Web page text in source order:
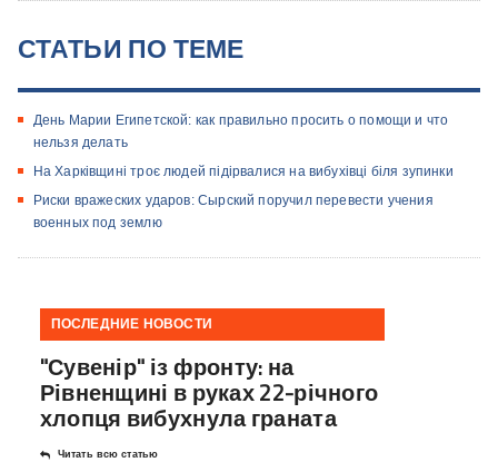
СТАТЬИ ПО ТЕМЕ
День Марии Египетской: как правильно просить о помощи и что
нельзя делать
На Харківщині троє людей підірвалися на вибухівці біля зупинки
Риски вражеских ударов: Сырский поручил перевести учения
военных под землю
ПОСЛЕДНИЕ НОВОСТИ
"Сувенір" із фронту: на
Рівненщині в руках 22-річного
хлопця вибухнула граната
Читать всю статью